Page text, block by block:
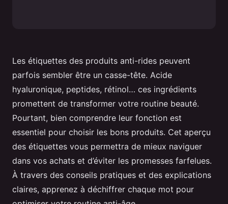
Les étiquettes des produits anti-rides peuvent
parfois sembler être un casse-tête. Acide
hyaluronique, peptides, rétinol… ces ingrédients
promettent de transformer votre routine beauté.
Pourtant, bien comprendre leur fonction est
essentiel pour choisir les bons produits. Cet aperçu
des étiquettes vous permettra de mieux naviguer
dans vos achats et d’éviter les promesses farfelues.
À travers des conseils pratiques et des explications
claires, apprenez à déchiffrer chaque mot pour